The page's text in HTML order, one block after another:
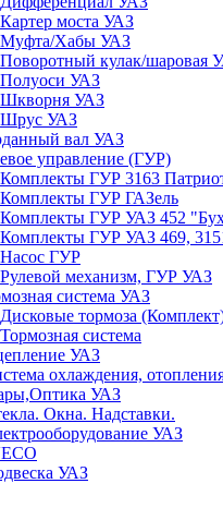
Картер моста УАЗ
Муфта/Хабы УАЗ
Поворотный кулак/шаровая
Полуоси УАЗ
Шкворня УАЗ
Шрус УАЗ
вал УАЗ
управление (ГУР)
Комплекты ГУР 3163
Комплекты ГУР ГАЗель
Комплекты ГУР УАЗ 452
Комплекты ГУР УАЗ 469,
Насос ГУР
Рулевой механизм, ГУР УАЗ
система УАЗ
Дисковые тормоза
Тормозная система
УАЗ
охлаждения,
УАЗ
Окна. Надставки.
УАЗ
УАЗ